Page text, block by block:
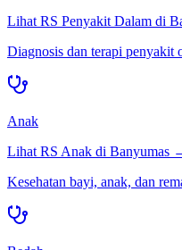
Lihat RS Penyakit Dalam di
Diagnosis dan terapi penyakit
Anak
Lihat RS Anak di Banyumas
Kesehatan bayi, anak, dan